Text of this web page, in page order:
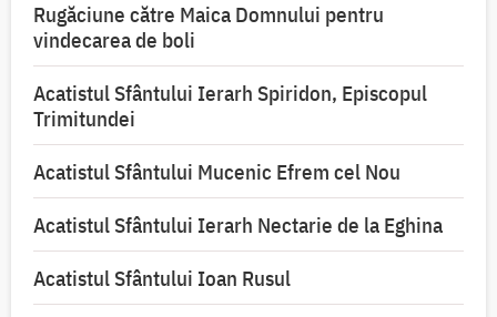
Rugăciune către Maica Domnului pentru
vindecarea de boli
Acatistul Sfântului Ierarh Spiridon, Episcopul
Trimitundei
Acatistul Sfântului Mucenic Efrem cel Nou
Acatistul Sfântului Ierarh Nectarie de la Eghina
Acatistul Sfântului Ioan Rusul